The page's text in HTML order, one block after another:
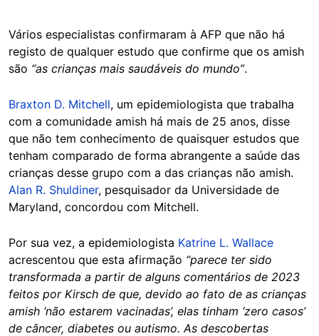
Vários especialistas confirmaram à AFP que não há
registo de qualquer estudo que confirme que os amish
são “as crianças mais saudáveis do mundo”.
Braxton D. Mitchell, um epidemiologista que trabalha
com a comunidade amish há mais de 25 anos, disse
que não tem conhecimento de quaisquer estudos que
tenham comparado de forma abrangente a saúde das
crianças desse grupo com a das crianças não amish.
Alan R. Shuldiner, pesquisador da Universidade de
Maryland, concordou com Mitchell.
Por sua vez, a epidemiologista Katrine L. Wallace
acrescentou que esta afirmação “parece ter sido
transformada a partir de alguns comentários de 2023
feitos por Kirsch de que, devido ao fato de as crianças
amish ‘não estarem vacinadas’, elas tinham ‘zero casos’
de câncer, diabetes ou autismo. As descobertas